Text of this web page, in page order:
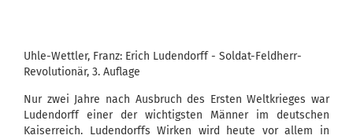
Uhle-Wettler, Franz: Erich Ludendorff - Soldat-Feldherr-
Revolutionär, 3. Auflage
Nur zwei Jahre nach Ausbruch des Ersten Weltkrieges war
Ludendorff einer der wichtigsten Männer im deutschen
Kaiserreich. Ludendorffs Wirken wird heute vor allem in